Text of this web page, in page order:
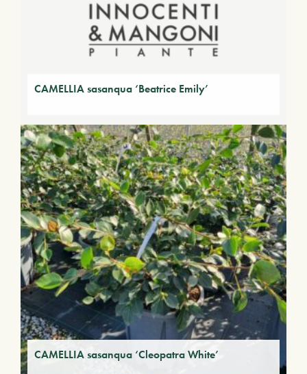
CAMELLIA sasanqua ‘Beatrice Emily’
CAMELLIA sasanqua ‘Cleopatra White’